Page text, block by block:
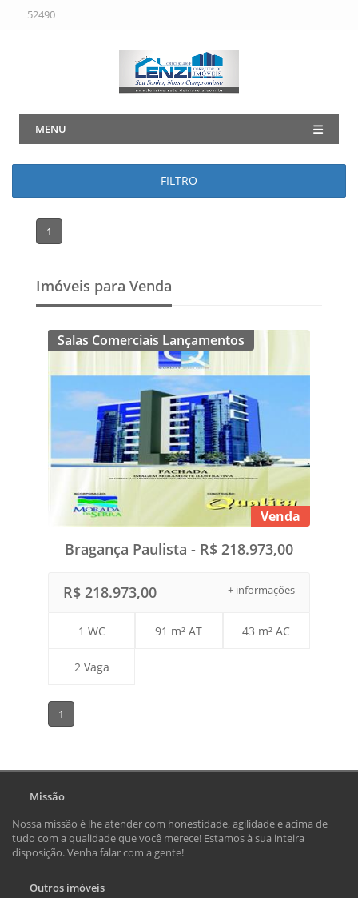
52490
MENU
FILTRO
1
Imóveis para Venda
Salas Comerciais Lançamentos
Venda
Bragança Paulista - R$ 218.973,00
+ informações
R$ 218.973,00
1 WC 91 m² AT 43 m² AC
2 Vaga
1
Missão
Nossa missão é lhe atender com honestidade, agilidade e acima de
tudo com a qualidade que você merece! Estamos à sua inteira
disposição. Venha falar com a gente!
Outros imóveis